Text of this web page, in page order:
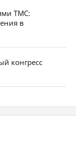
ТМС:
в
конгресс